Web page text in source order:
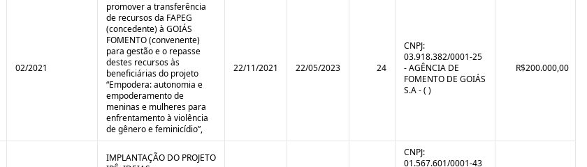
02/2021
promover a transferência
de recursos da FAPEG
(concedente) à GOIÁS
FOMENTO (convenente)
para gestão e o repasse
destes recursos às
beneficiárias do projeto
“Empodera: autonomia e
empoderamento de
meninas e mulheres para
enfrentamento à violência
de gênero e feminicídio”,
22/11/2021 22/05/2023 24
CNPJ:
03.918.382/0001-25
- AGÊNCIA DE
FOMENTO DE GOIÁS
S.A - ( )
R$200.000,00
IMPLANTAÇÃO DO PROJETO
CNPJ:
01.567.601/0001-43